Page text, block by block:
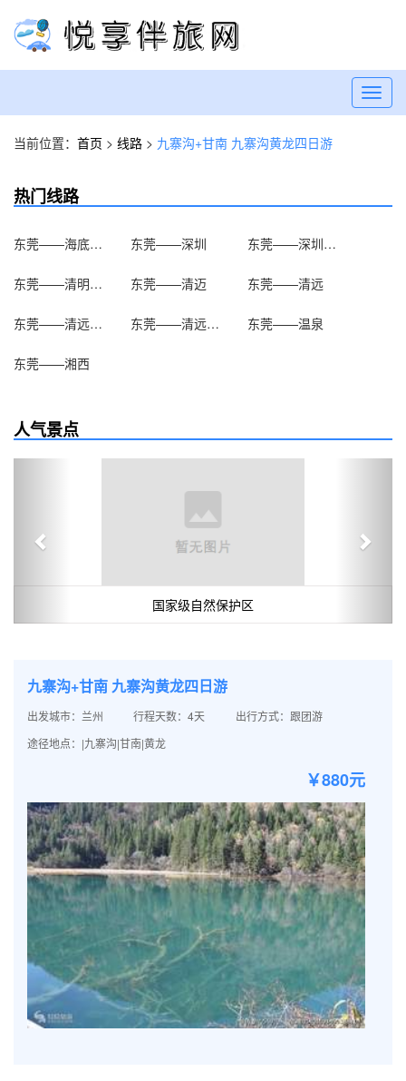
当前位置： 首页 > 线路 > 九寨沟+甘南 九寨沟黄龙四日游
热门线路
东莞——海底世界 东莞——深圳 东莞——深圳海洋世界
东莞——清明上河园 东莞——清迈 东莞——清远
东莞——清远清新温泉 东莞——清远笔架山 东莞——温泉
东莞——湘西
人气景点
国家级自然保护区
九寨沟+甘南 九寨沟黄龙四日游
出发城市：兰州 行程天数：4天
出行方式：跟团游
途径地点：|九寨沟|甘南|黄龙
￥880元